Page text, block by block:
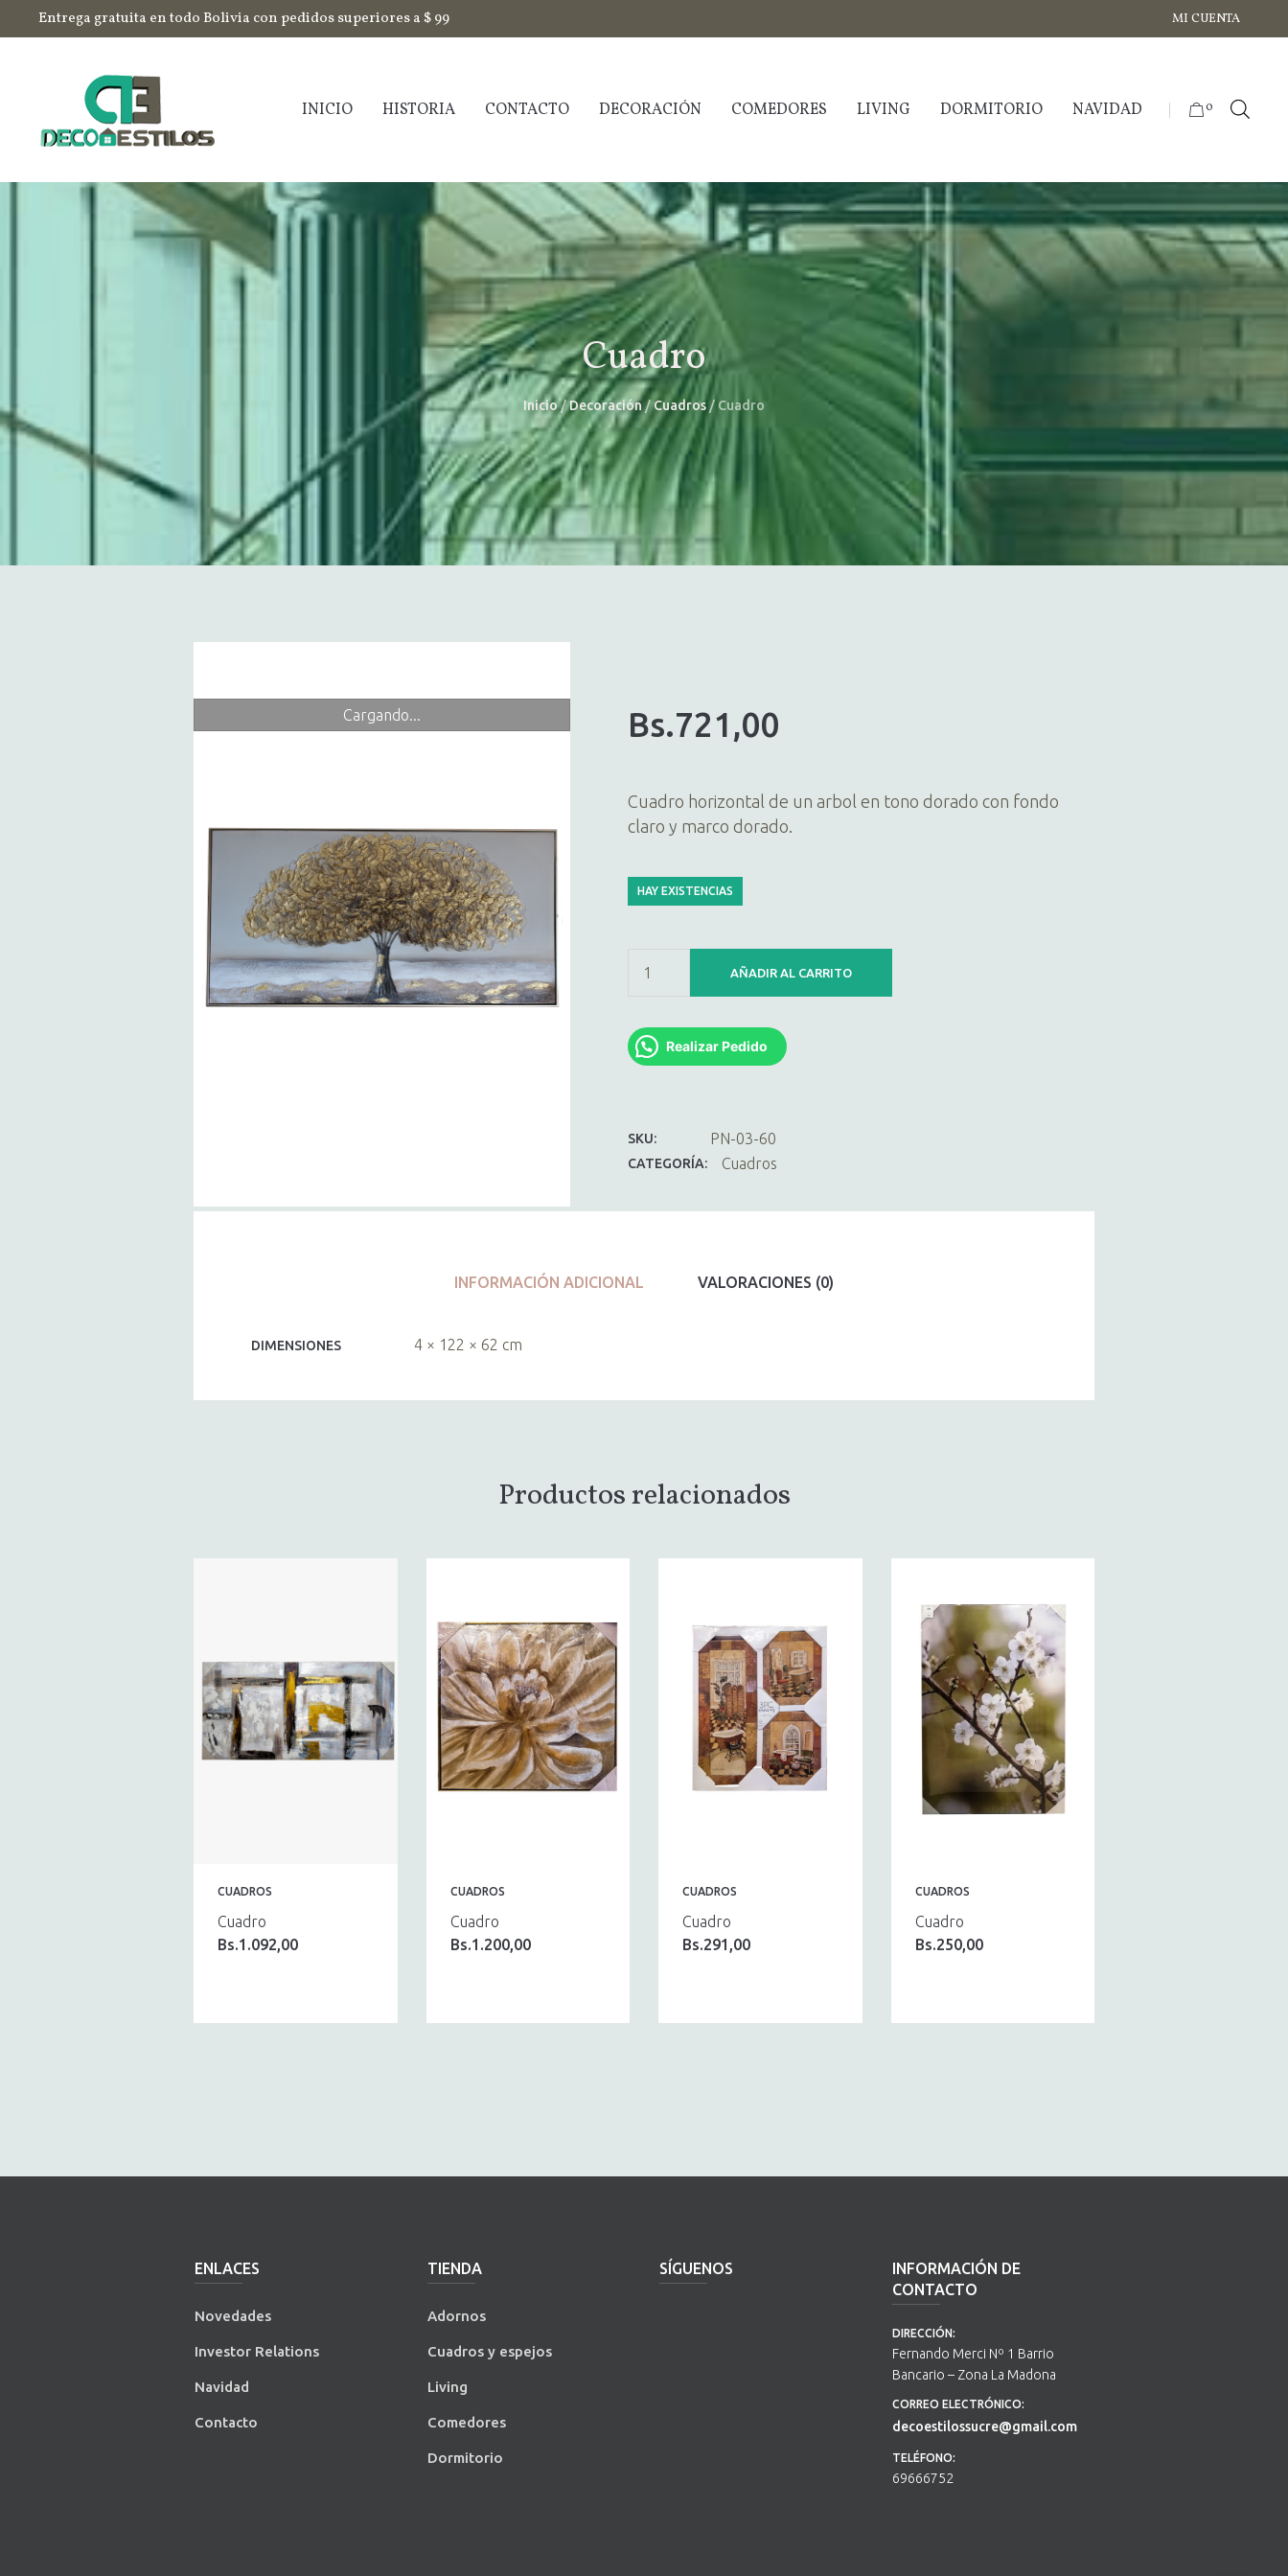
MI CUENTA
Entrega gratuita en todo Bolivia con pedidos superiores a $ 99
0
INICIO HISTORIA CONTACTO DECORACIÓN COMEDORES LIVING DORMITORIO NAVIDAD
Cuadro
Inicio/Decoración/Cuadros/ Cuadro
Cargando... Bs.721,00
Cuadro horizontal de un arbol en tono dorado con fondo
claro y marco dorado.
HAY EXISTENCIAS
AÑADIR AL CARRITO
Realizar Pedido
SKU: PN-03-60
CATEGORÍA: Cuadros
INFORMACIÓN ADICIONAL VALORACIONES (0)
DIMENSIONES 4 × 122 × 62 cm
Productos relacionados
CUADROS
Cuadro
Bs.1.092,00
CUADROS
Cuadro
Bs.1.200,00
CUADROS
Cuadro
Bs.291,00
CUADROS
Cuadro
Bs.250,00
ENLACES
Novedades
Investor Relations
Navidad
Contacto
TIENDA
Adornos
Cuadros y espejos
Living
Comedores
Dormitorio
SÍGUENOS
INFORMACIÓN DE
CONTACTO
DIRECCIÓN:
Fernando Merci Nº 1 Barrio
Bancario – Zona La Madona
CORREO ELECTRÓNICO:
decoestilossucre@gmail.com
TELÉFONO:
69666752